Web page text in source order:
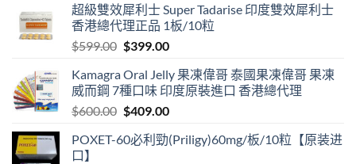
超級雙效犀利士 Super Tadarise 印度雙效犀利士
香港總代理正品 1板/10粒
$599.00 Original
was:
$599.00.
$399.00Current
is:
$399.00.
Kamagra Oral Jelly 果凍偉哥 泰國果凍偉哥 果凍
威而鋼 7種口味 印度原裝進口 香港總代理
$600.00 Original
was:
$409.00Current
is:
POXET-60必利勁(Priligy)60mg/板/10粒【原装进
口】